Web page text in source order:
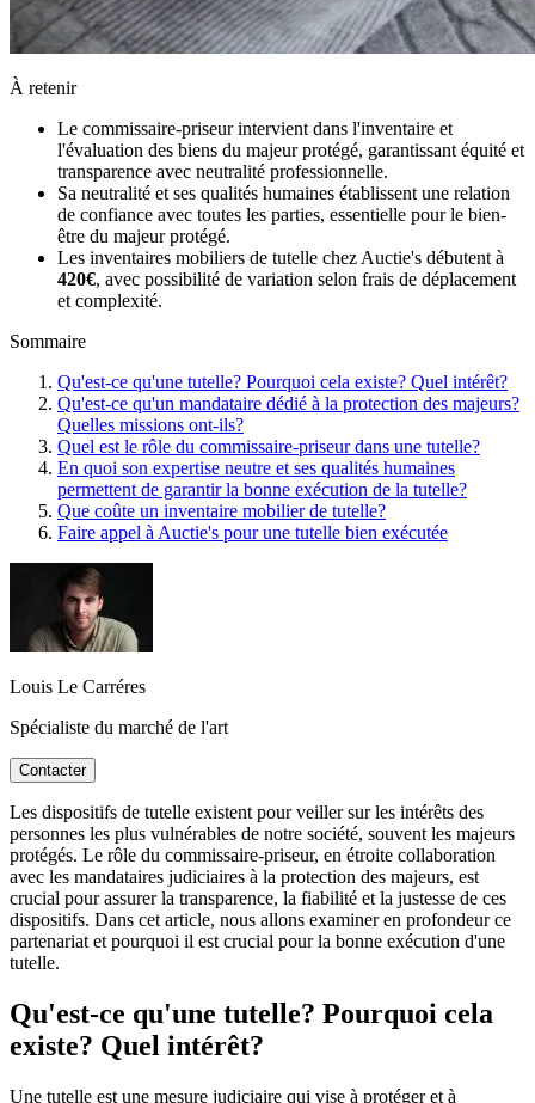
À retenir
Le commissaire-priseur intervient dans l'inventaire et
l'évaluation des biens du majeur protégé, garantissant équité et
transparence avec neutralité professionnelle.
Sa neutralité et ses qualités humaines établissent une relation
de confiance avec toutes les parties, essentielle pour le bien-
être du majeur protégé.
Les inventaires mobiliers de tutelle chez Auctie's débutent à
420€, avec possibilité de variation selon frais de déplacement
et complexité.
Sommaire
Qu'est-ce qu'une tutelle? Pourquoi cela existe? Quel intérêt?
Qu'est-ce qu'un mandataire dédié à la protection des majeurs?
Quelles missions ont-ils?
Quel est le rôle du commissaire-priseur dans une tutelle?
En quoi son expertise neutre et ses qualités humaines
permettent de garantir la bonne exécution de la tutelle?
Que coûte un inventaire mobilier de tutelle?
Faire appel à Auctie's pour une tutelle bien exécutée
Louis Le Carréres
Spécialiste du marché de l'art
Contacter
Les dispositifs de tutelle existent pour veiller sur les intérêts des
personnes les plus vulnérables de notre société, souvent les majeurs
protégés. Le rôle du commissaire-priseur, en étroite collaboration
avec les mandataires judiciaires à la protection des majeurs, est
crucial pour assurer la transparence, la fiabilité et la justesse de ces
dispositifs. Dans cet article, nous allons examiner en profondeur ce
partenariat et pourquoi il est crucial pour la bonne exécution d'une
tutelle.
Qu'est-ce qu'une tutelle? Pourquoi cela
existe? Quel intérêt?
Une tutelle est une mesure judiciaire qui vise à protéger et à